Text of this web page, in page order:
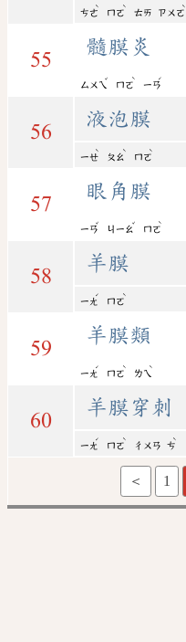
ㄘㄜ
ˋ
ㄇㄛ
ˋ
ㄊㄞ ㄗㄨㄛ
ˋ
55
髓膜炎
ㄙㄨㄟ
ˇ
ㄇㄛ
ˋ
ㄧㄢ
ˊ
56
液泡膜
ㄧㄝ
ˋ
ㄆㄠ
ˋ
ㄇㄛ
ˋ
57
眼角膜
ㄧㄢ
ˇ
ㄐㄧㄠ
ˇ
ㄇㄛ
ˋ
58
羊膜
ㄧㄤ
ˊ
ㄇㄛ
ˋ
59
羊膜類
ㄧㄤ
ˊ
ㄇㄛ
ˋ
ㄌㄟ
ˋ
60
羊膜穿刺
ㄧㄤ
ˊ
ㄇㄛ
ˋ
ㄔㄨㄢ ㄘ
ˋ
＜ 1